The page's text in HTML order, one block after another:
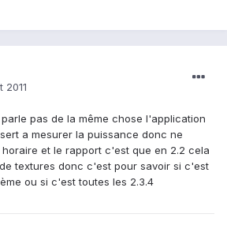
2011
pas de la même chose l'application
a mesurer la puissance donc ne
et le rapport c'est que en 2.2 cela
textures donc c'est pour savoir si c'est
ou si c'est toutes les 2.3.4